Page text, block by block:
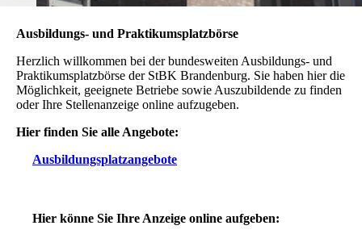
Ausbildungs- und Praktikumsplatzbörse
Herzlich willkommen bei der bundesweiten Ausbildungs- und
Praktikumsplatzbörse der StBK Brandenburg. Sie haben hier die
Möglichkeit, geeignete Betriebe sowie Auszubildende zu finden
oder Ihre Stellenanzeige online aufzugeben.
Hier finden Sie alle Angebote:
Ausbildungsplatzangebote
Hier könne Sie Ihre Anzeige online aufgeben: